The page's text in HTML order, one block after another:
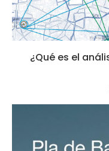
¿Qué es el